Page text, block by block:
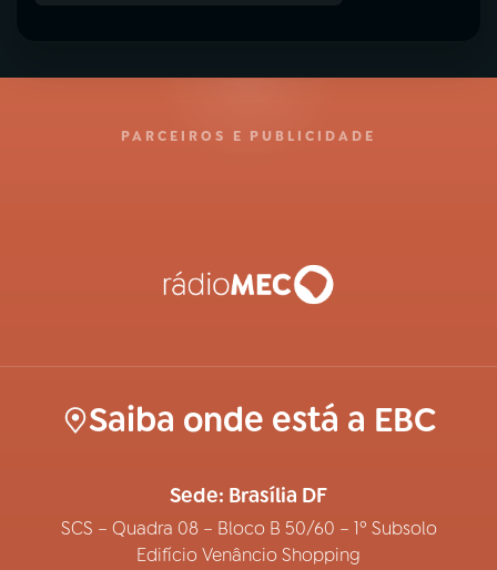
PARCEIROS E PUBLICIDADE
Saiba onde está a EBC
Sede: Brasília DF
SCS – Quadra 08 – Bloco B 50/60 – 1º Subsolo
Edifício Venâncio Shopping